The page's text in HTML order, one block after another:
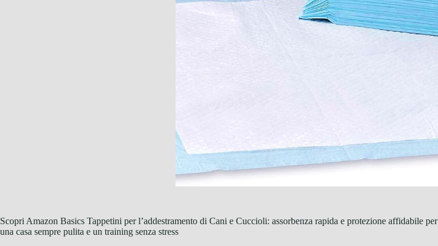
Scopri Amazon Basics Tappetini per l’addestramento di Cani e Cuccioli: assorbenza rapida e protezione affidabile per
una casa sempre pulita e un training senza stress